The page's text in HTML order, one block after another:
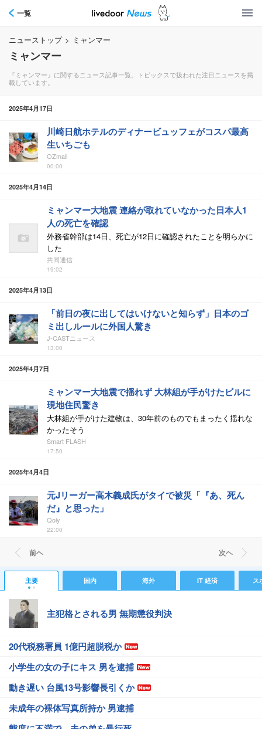
一覧
ニューストップ > ミャンマー
ミャンマー
『ミャンマー』に関するニュース記事一覧。トピックスで扱われた注目ニュースを掲
載しています。
2025年4月17日
川崎日航ホテルのディナービュッフェがコスパ最高
生いちごも
OZmall
00:00
2025年4月14日
ミャンマー大地震 連絡が取れていなかった日本人1
人の死亡を確認
外務省幹部は14日、死亡が12日に確認されたことを明らかに
した
共同通信
19:02
2025年4月13日
「前日の夜に出してはいけないと知らず」日本のゴ
ミ出しルールに外国人驚き
J-CASTニュース
13:00
2025年4月7日
ミャンマー大地震で揺れず 大林組が手がけたビルに
現地住民驚き
大林組が手がけた建物は、30年前のものでもまったく揺れな
かったそう
Smart FLASH
17:50
2025年4月4日
元Jリーガー高木義成氏がタイで被災「『あ、死ん
だ』と思った」
Qoly
22:00
前ヘ 次ヘ
主要 国内 海外 IT 経済 ス
主犯格とされる男 無期懲役判決
20代税務署員 1億円超脱税か
小学生の女の子にキス 男を逮捕
動き遅い 台風13号影響長引くか
未成年の裸体写真所持か 男逮捕